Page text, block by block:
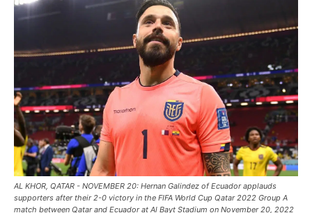
AL KHOR, QATAR - NOVEMBER 20: Hernan Galindez of Ecuador applauds
supporters after their 2-0 victory in the FIFA World Cup Qatar 2022 Group A
match between Qatar and Ecuador at Al Bayt Stadium on November 20, 2022